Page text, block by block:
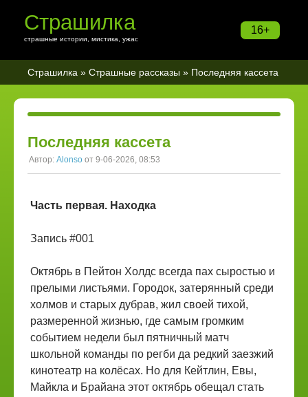
16+
Страшилка
страшные истории, мистика, ужас
Страшилка » Страшные рассказы » Последняя кассета
Последняя кассета
Автор: Alonso от 9-06-2026, 08:53
Часть первая. Находка
Запись #001
Октябрь в Пейтон Холдс всегда пах сыростью и
прелыми листьями. Городок, затерянный среди
холмов и старых дубрав, жил своей тихой,
размеренной жизнью, где самым громким
событием недели был пятничный матч
школьной команды по регби да редкий заезжий
кинотеатр на колёсах. Но для Кейтлин, Евы,
Майкла и Брайана этот октябрь обещал стать